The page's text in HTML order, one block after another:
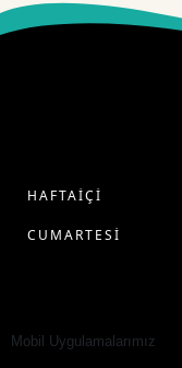
HAFTAİÇİ
CUMARTESİ
Mobil Uygulamalarımız